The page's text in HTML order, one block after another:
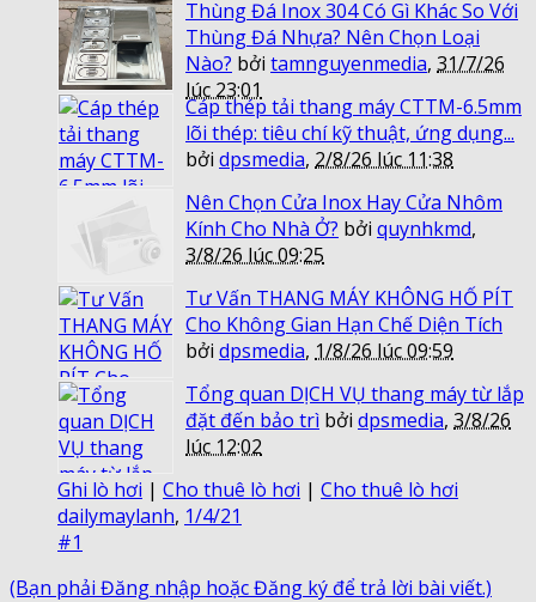
Thùng Đá Inox 304 Có Gì Khác So Với
Thùng Đá Nhựa? Nên Chọn Loại
Nào? bởi tamnguyenmedia, 31/7/26
lúc 23:01
Cáp thép tải thang máy CTTM-6.5mm
lõi thép: tiêu chí kỹ thuật, ứng dụng...
bởi dpsmedia, 2/8/26 lúc 11:38
Nên Chọn Cửa Inox Hay Cửa Nhôm
Kính Cho Nhà Ở? bởi quynhkmd,
3/8/26 lúc 09:25
Tư Vấn THANG MÁY KHÔNG HỐ PÍT
Cho Không Gian Hạn Chế Diện Tích
bởi dpsmedia, 1/8/26 lúc 09:59
Tổng quan DỊCH VỤ thang máy từ lắp
đặt đến bảo trì bởi dpsmedia, 3/8/26
lúc 12:02
Ghi lò hơi | Cho thuê lò hơi | Cho thuê lò hơi
dailymaylanh, 1/4/21
#1
(Bạn phải Đăng nhập hoặc Đăng ký để trả lời bài viết.)